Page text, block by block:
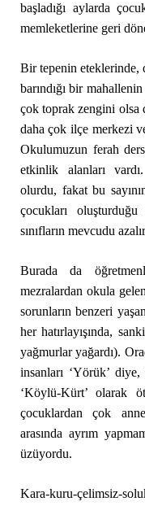
başladığı aylarda
memleketlerine geri
Bir tepenin eteklerinde,
barındığı bir
çok toprak zengini olsa
daha çok ilçe merkezi
Okulumuzun ferah
etkinlik alanları
olurdu, fakat bu
çocukları
sınıfların mevcudu
Burada da
mezralardan okula
sorunların benzeri
her hatırlayışında,
yağmurlar yağardı).
insanları ‘Yörük’
‘Köylü-Kürt’ olarak
çocuklardan çok
arasında ayrım
üzüyordu.
Kara-kuru-çelimsiz-